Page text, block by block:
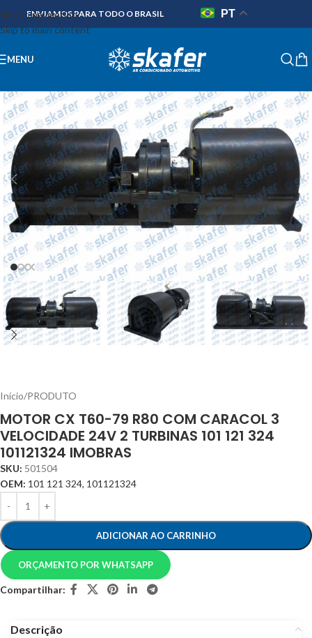
Skip to navigation
Skip to main content
ENVIAMOS PARA TODO O BRASIL PT
MENU
Início/PRODUTO
MOTOR CX T60-79 R80 COM CARACOL 3
VELOCIDADE 24V 2 TURBINAS 101 121 324
101121324 IMOBRAS
SKU: 501504
OEM: 101 121 324, 101121324
ADICIONAR AO CARRINHO
ORÇAMENTO POR WHATSAPP
Compartilhar:
Descrição